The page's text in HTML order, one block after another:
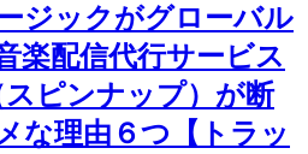
ジックがグローバル
楽配信代行サービス
スピンナップ）が断
な理由６つ【トラッ